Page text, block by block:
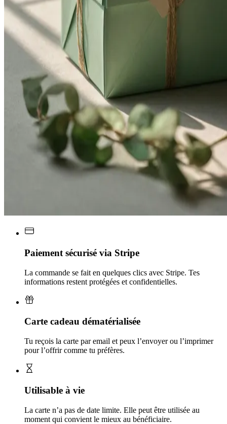
Paiement sécurisé via Stripe
La commande se fait en quelques clics avec Stripe. Tes
informations restent protégées et confidentielles.
Carte cadeau dématérialisée
Tu reçois la carte par email et peux l’envoyer ou l’imprimer
pour l’offrir comme tu préfères.
Utilisable à vie
La carte n’a pas de date limite. Elle peut être utilisée au
moment qui convient le mieux au bénéficiaire.